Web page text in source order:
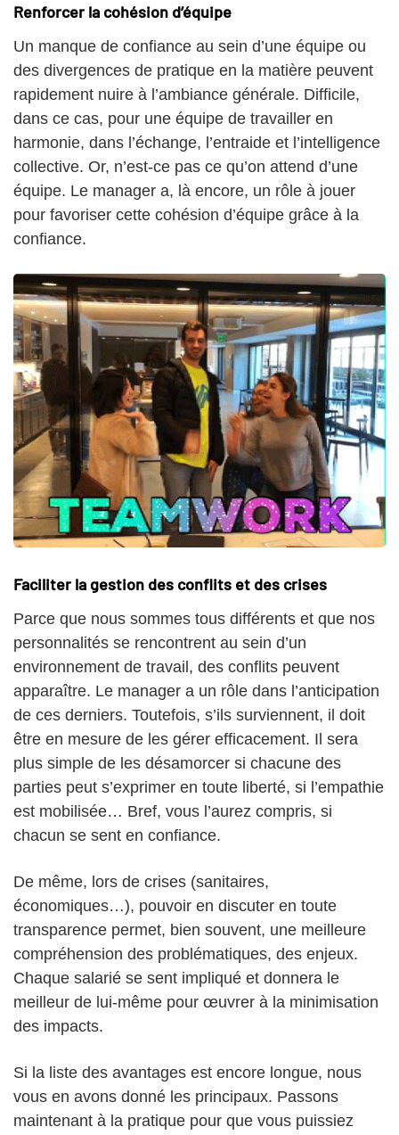
Renforcer la cohésion d’équipe
Un manque de confiance au sein d’une équipe ou
des divergences de pratique en la matière peuvent
rapidement nuire à l’ambiance générale. Difficile,
dans ce cas, pour une équipe de travailler en
harmonie, dans l’échange, l’entraide et l’intelligence
collective. Or, n’est-ce pas ce qu’on attend d’une
équipe. Le manager a, là encore, un rôle à jouer
pour favoriser cette cohésion d’équipe grâce à la
confiance.
Faciliter la gestion des conflits et des crises
Parce que nous sommes tous différents et que nos
personnalités se rencontrent au sein d’un
environnement de travail, des conflits peuvent
apparaître. Le manager a un rôle dans l’anticipation
de ces derniers. Toutefois, s’ils surviennent, il doit
être en mesure de les gérer efficacement. Il sera
plus simple de les désamorcer si chacune des
parties peut s’exprimer en toute liberté, si l’empathie
est mobilisée… Bref, vous l’aurez compris, si
chacun se sent en confiance.
De même, lors de crises (sanitaires,
économiques…), pouvoir en discuter en toute
transparence permet, bien souvent, une meilleure
compréhension des problématiques, des enjeux.
Chaque salarié se sent impliqué et donnera le
meilleur de lui-même pour œuvrer à la minimisation
des impacts.
Si la liste des avantages est encore longue, nous
vous en avons donné les principaux. Passons
maintenant à la pratique pour que vous puissiez